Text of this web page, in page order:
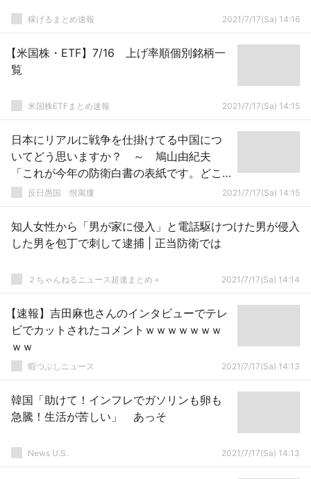
稼げるまとめ速報 2021/7/17(Sa) 14:16
【米国株・ETF】7/16 上げ率順個別銘柄一
覧
米国株ETFまとめ速報 2021/7/17(Sa) 14:15
日本にリアルに戦争を仕掛けてる中国につ
いてどう思いますか？ ～ 鳩山由紀夫
「これが今年の防衛白書の表紙です。どこ
かと戦争をする気なんでしょうか」
反日愚国 恨寓瘻 2021/7/17(Sa) 14:15
知人女性から「男が家に侵入」と電話駆けつけた男が侵入
した男を包丁で刺して逮捕 | 正当防衛では
２ちゃんねるニュース超速まとめ＋ 2021/7/17(Sa) 14:14
【速報】吉田麻也さんのインタビューでテレ
ビでカットされたコメントｗｗｗｗｗｗｗ
ｗｗ
暇つぶしニュース 2021/7/17(Sa) 14:13
韓国「助けて！インフレでガソリンも卵も
急騰！生活が苦しい」 あっそ
News U.S. 2021/7/17(Sa) 14:13